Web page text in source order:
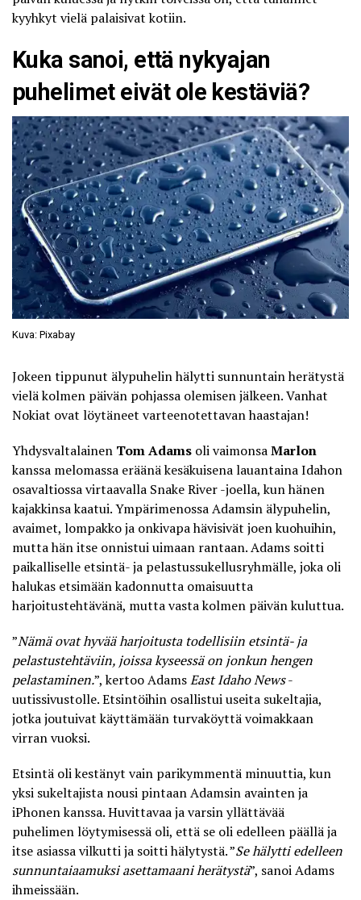
kyyhkyt vielä palaisivat kotiin.
Kuka sanoi, että nykyajan
puhelimet eivät ole kestäviä?
Kuva: Pixabay
Jokeen tippunut älypuhelin hälytti sunnuntain herätystä
vielä kolmen päivän pohjassa olemisen jälkeen. Vanhat
Nokiat ovat löytäneet varteenotettavan haastajan!
Yhdysvaltalainen Tom Adams oli vaimonsaMarlon
kanssa melomassa eräänä kesäkuisena lauantaina Idahon
osavaltiossa virtaavalla Snake River -joella, kun hänen
kajakkinsa kaatui. Ympärimenossa Adamsin älypuhelin,
avaimet, lompakko ja onkivapa hävisivät joen kuohuihin,
mutta hän itse onnistui uimaan rantaan. Adams soitti
paikalliselle etsintä- ja pelastussukellusryhmälle, joka oli
halukas etsimään kadonnutta omaisuutta
harjoitustehtävänä, mutta vasta kolmen päivän kuluttua.
”Nämä ovat hyvää harjoitusta todellisiin etsintä- ja
pelastustehtäviin, joissa kyseessä on jonkun hengen
pelastaminen.”, kertoo AdamsEast Idaho News-
uutissivustolle. Etsintöihin osallistui useita sukeltajia,
jotka joutuivat käyttämään turvaköyttä voimakkaan
virran vuoksi.
Etsintä oli kestänyt vain parikymmentä minuuttia, kun
yksi sukeltajista nousi pintaan Adamsin avainten ja
iPhonen kanssa. Huvittavaa ja varsin yllättävää
puhelimen löytymisessä oli, että se oli edelleen päälläja
itse asiassa vilkutti ja soitti hälytystä. ”Se hälytti edelleen
sunnuntaiaamuksi asettamaani herätystä”, sanoi Adams
ihmeissään.